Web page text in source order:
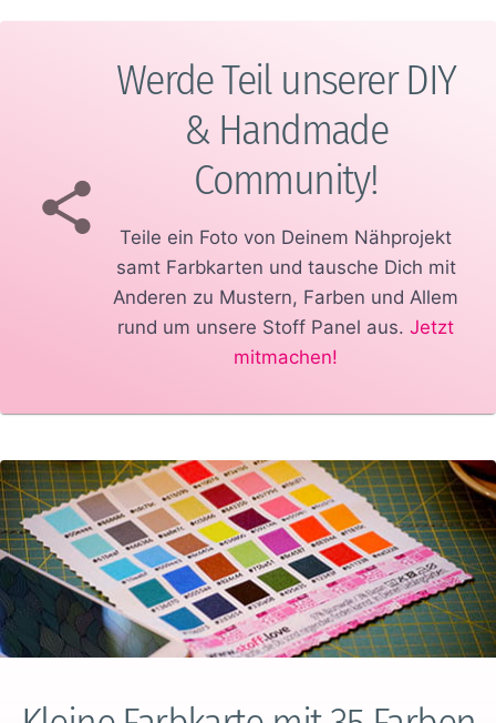
Werde Teil unserer DIY
& Handmade
Community!
Teile ein Foto von Deinem Nähprojekt
samt Farbkarten und tausche Dich mit
Anderen zu Mustern, Farben und Allem
rund um unsere Stoff Panel aus. Jetzt
mitmachen!